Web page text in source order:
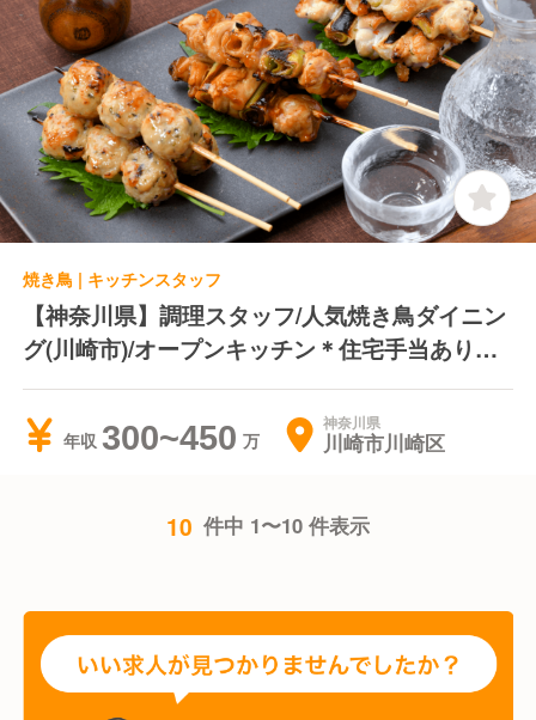
焼き鳥 | キッチンスタッフ
【神奈川県】調理スタッフ/人気焼き鳥ダイニン
グ(川崎市)/オープンキッチン＊住宅手当あり＊
日曜定休
年収 300~450 神奈川県
川崎市川崎区
10 件中 1〜10 件表示